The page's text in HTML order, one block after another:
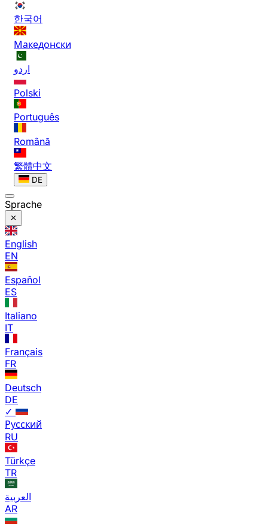
한국어
Македонски
اردو
Polski
Português
Română
繁體中文
DE
Sprache
English
EN
Español
ES
Italiano
IT
Français
FR
Deutsch
DE
✓
Русский
RU
Türkçe
TR
العربية
AR